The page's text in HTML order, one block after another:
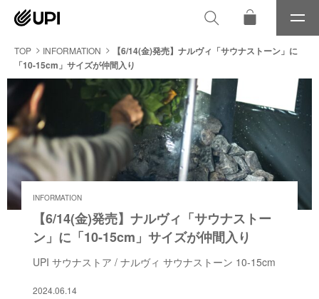
メ
ニ
TOP INFORMATION
【6/14(金)発売】ナルヴィ「サウナストーン」に
「10-15cm」サイズが仲間入り
INFORMATION
【6/14(金)発売】ナルヴィ「サウナストー
ン」に「10-15cm」サイズが仲間入り
UPI サウナストア / ナルヴィ サウナストーン 10-15cm
2024.06.14